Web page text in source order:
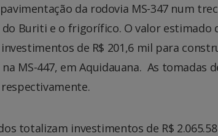
da rodovia MS-347 num
Buriti e o frigorífico. O valor estimado
de R$ 201,6 mil para
MS-447, em Aquidauana. As tomadas
totalizam investimentos de R$